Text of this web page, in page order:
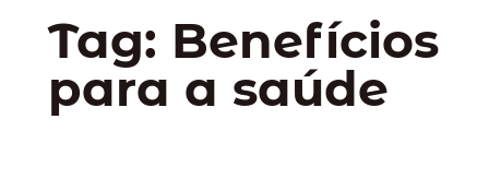
Tag: Benefícios
para a saúde